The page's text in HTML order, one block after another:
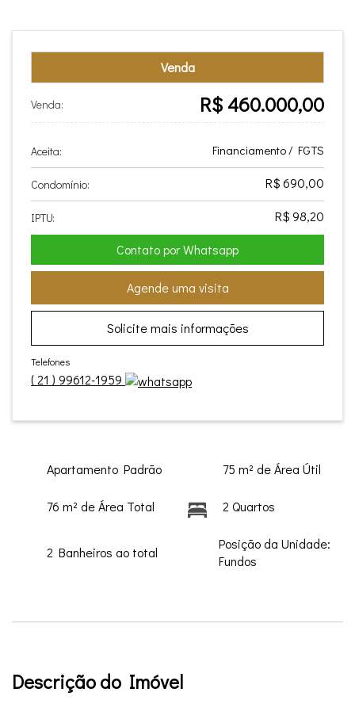
Venda
Venda: R$ 460.000,00
Aceita: Financiamento / FGTS
Condomínio: R$ 690,00
IPTU:
R$ 98,20
Contato por Whatsapp
Agende uma visita
Solicite mais informações
Telefones
(21 ) 99612-1959
Apartamento Padrão 75 m² de Área Útil
76 m² de Área Total 2 Quartos
2 Banheiros ao total
Posição da Unidade:
Fundos
Descrição do Imóvel